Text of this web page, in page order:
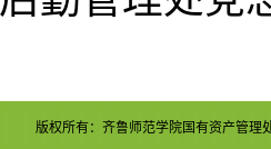
版权所有：齐鲁师范学院国有资产管理